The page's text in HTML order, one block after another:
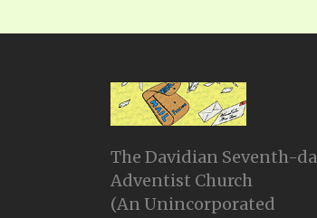
The Davidian Seventh-
Adventist Church
(An Unincorporated